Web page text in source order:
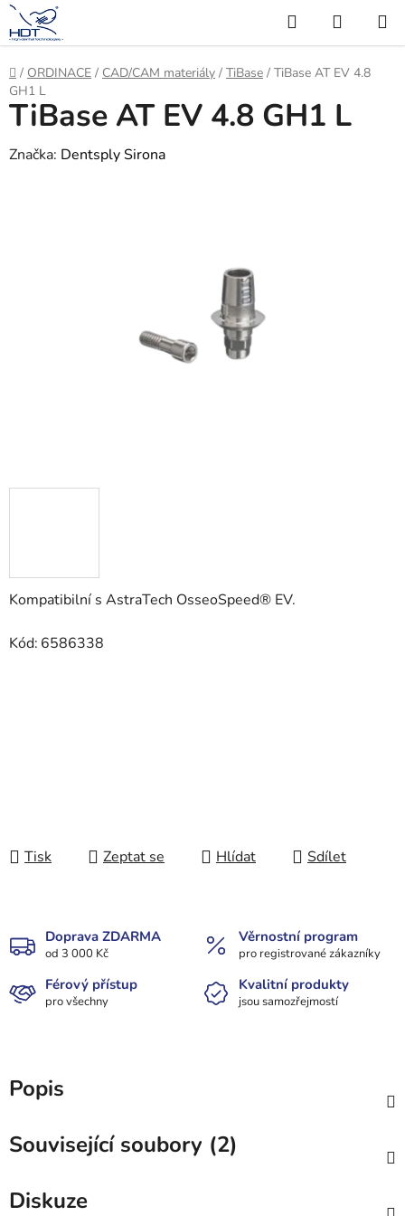
Přejít
na
obsah
Hledat
KOŠÍK
Domů
/ ORDINACE / CAD/CAM materiály / TiBase / TiBase AT EV 4.8
GH1 L
Kompatibilní s AstraTech OsseoSpeed® EV.
Kód: 6586338
Tisk Zeptat se Hlídat Sdílet
TiBase AT EV 4.8 GH1 L
Značka: Dentsply Sirona
Doprava ZDARMA
od 3 000 Kč
Věrnostní program
pro registrované zákazníky
Férový přístup
pro všechny
Kvalitní produkty
jsou samozřejmostí
Popis
Související soubory (2)
Diskuze